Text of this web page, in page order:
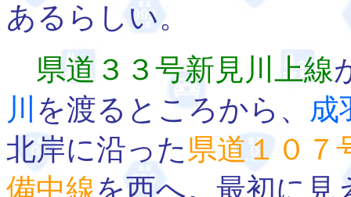
あるらしい。
県道３３号新見川上線
川 を渡るところから、 成
北岸に沿った 県道１０７
備中線を西へ。最初に見